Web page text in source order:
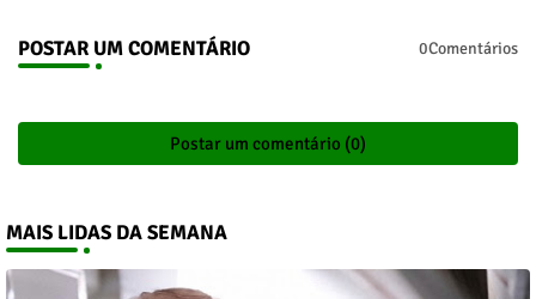
POSTAR UM COMENTÁRIO 0Comentários
Postar um comentário (0)
MAIS LIDAS DA SEMANA